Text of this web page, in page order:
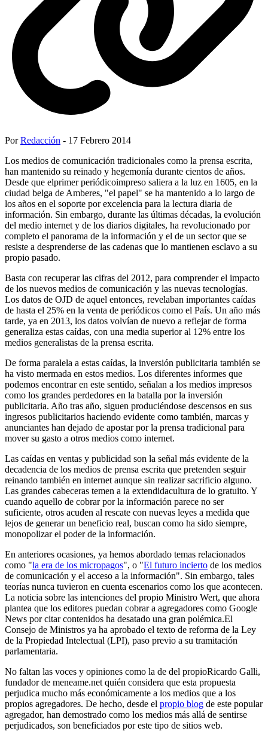
PorRedacción - 17 Febrero 2014
Los medios de comunicación tradicionales como la prensa escrita,
han mantenido su reinado y hegemonía durante cientos de años.
Desde que elprimer periódicoimpreso saliera a la luz en 1605, en la
ciudad belga de Amberes, "el papel" se ha mantenido a lo largo de
los años en el soporte por excelencia para la lectura diaria de
información. Sin embargo, durante las últimas décadas, la evolución
del medio internet y de los diarios digitales, ha revolucionado por
completo el panorama de la información y el de un sector que se
resiste a desprenderse de las cadenas que lo mantienen esclavo a su
propio pasado.
Basta con recuperar las cifras del 2012, para comprender el impacto
de los nuevos medios de comunicación y las nuevas tecnologías.
Los datos de OJD de aquel entonces, revelaban importantes caídas
de hasta el 25% en la venta de periódicos como el País. Un año más
tarde, ya en 2013, los datos volvían de nuevo a reflejar de forma
generaliza estas caídas, con una media superior al 12% entre los
medios generalistas de la prensa escrita.
De forma paralela a estas caídas, la inversión publicitaria también se
ha visto mermada en estos medios. Los diferentes informes que
podemos encontrar en este sentido, señalan a los medios impresos
como los grandes perdedores en la batalla por la inversión
publicitaria. Año tras año, siguen produciéndose descensos en sus
ingresos publicitarios haciendo evidente como también, marcas y
anunciantes han dejado de apostar por la prensa tradicional para
mover su gasto a otros medios como internet.
Las caídas en ventas y publicidad son la señal más evidente de la
decadencia de los medios de prensa escrita que pretenden seguir
reinando también en internet aunque sin realizar sacrificio alguno.
Las grandes cabeceras temen a la extendidacultura de lo gratuito. Y
cuando aquello de cobrar por la información parece no ser
suficiente, otros acuden al rescate con nuevas leyes a medida que
lejos de generar un beneficio real, buscan como ha sido siempre,
monopolizar el poder de la información.
En anteriores ocasiones, ya hemos abordado temas relacionados
como "la era de los micropagos", o "El futuro incierto de los medios
de comunicación y el acceso a la información". Sin embargo, tales
teorías nunca tuvieron en cuenta escenarios como los que acontecen.
La noticia sobre las intenciones del propio Ministro Wert, que ahora
plantea que los editores puedan cobrar a agregadores como Google
News por citar contenidos ha desatado una gran polémica.El
Consejo de Ministros ya ha aprobado el texto de reforma de la Ley
de la Propiedad Intelectual (LPI), paso previo a su tramitación
parlamentaria.
No faltan las voces y opiniones como la de del propioRicardo Galli,
fundador de meneame.net quién considera que esta propuesta
perjudica mucho más económicamente a los medios que a los
propios agregadores. De hecho, desde el propio blog de este popular
agregador, han demostrado como los medios más allá de sentirse
perjudicados, son beneficiados por este tipo de sitios web.